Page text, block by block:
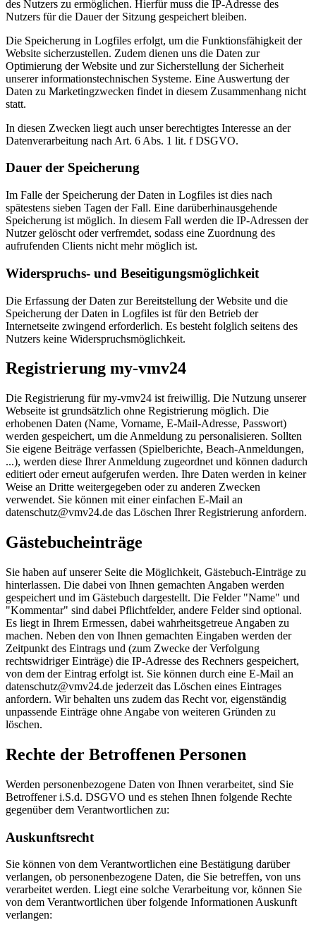
des Nutzers zu ermöglichen. Hierfür muss die IP-Adresse des
Nutzers für die Dauer der Sitzung gespeichert bleiben.
Die Speicherung in Logfiles erfolgt, um die Funktionsfähigkeit der
Website sicherzustellen. Zudem dienen uns die Daten zur
Optimierung der Website und zur Sicherstellung der Sicherheit
unserer informationstechnischen Systeme. Eine Auswertung der
Daten zu Marketingzwecken findet in diesem Zusammenhang nicht
statt.
In diesen Zwecken liegt auch unser berechtigtes Interesse an der
Datenverarbeitung nach Art. 6 Abs. 1 lit. f DSGVO.
Dauer der Speicherung
Im Falle der Speicherung der Daten in Logfiles ist dies nach
spätestens sieben Tagen der Fall. Eine darüberhinausgehende
Speicherung ist möglich. In diesem Fall werden die IP-Adressen der
Nutzer gelöscht oder verfremdet, sodass eine Zuordnung des
aufrufenden Clients nicht mehr möglich ist.
Widerspruchs- und Beseitigungsmöglichkeit
Die Erfassung der Daten zur Bereitstellung der Website und die
Speicherung der Daten in Logfiles ist für den Betrieb der
Internetseite zwingend erforderlich. Es besteht folglich seitens des
Nutzers keine Widerspruchsmöglichkeit.
Registrierung my-vmv24
Die Registrierung für my-vmv24 ist freiwillig. Die Nutzung unserer
Webseite ist grundsätzlich ohne Registrierung möglich. Die
erhobenen Daten (Name, Vorname, E-Mail-Adresse, Passwort)
werden gespeichert, um die Anmeldung zu personalisieren. Sollten
Sie eigene Beiträge verfassen (Spielberichte, Beach-Anmeldungen,
...), werden diese Ihrer Anmeldung zugeordnet und können dadurch
editiert oder erneut aufgerufen werden. Ihre Daten werden in keiner
Weise an Dritte weitergegeben oder zu anderen Zwecken
verwendet. Sie können mit einer einfachen E-Mail an
datenschutz@vmv24.de das Löschen Ihrer Registrierung anfordern.
Gästebucheinträge
Sie haben auf unserer Seite die Möglichkeit, Gästebuch-Einträge zu
hinterlassen. Die dabei von Ihnen gemachten Angaben werden
gespeichert und im Gästebuch dargestellt. Die Felder "Name" und
"Kommentar" sind dabei Pflichtfelder, andere Felder sind optional.
Es liegt in Ihrem Ermessen, dabei wahrheitsgetreue Angaben zu
machen. Neben den von Ihnen gemachten Eingaben werden der
Zeitpunkt des Eintrags und (zum Zwecke der Verfolgung
rechtswidriger Einträge) die IP-Adresse des Rechners gespeichert,
von dem der Eintrag erfolgt ist. Sie können durch eine E-Mail an
datenschutz@vmv24.de jederzeit das Löschen eines Eintrages
anfordern. Wir behalten uns zudem das Recht vor, eigenständig
unpassende Einträge ohne Angabe von weiteren Gründen zu
löschen.
Rechte der Betroffenen Personen
Werden personenbezogene Daten von Ihnen verarbeitet, sind Sie
Betroffener i.S.d. DSGVO und es stehen Ihnen folgende Rechte
gegenüber dem Verantwortlichen zu:
Auskunftsrecht
Sie können von dem Verantwortlichen eine Bestätigung darüber
verlangen, ob personenbezogene Daten, die Sie betreffen, von uns
verarbeitet werden. Liegt eine solche Verarbeitung vor, können Sie
von dem Verantwortlichen über folgende Informationen Auskunft
verlangen: